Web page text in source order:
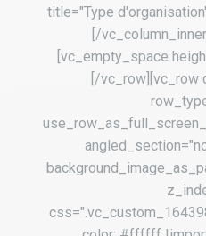
title="Type
[/
[vc_empty_space
[/vc_row][vc_row